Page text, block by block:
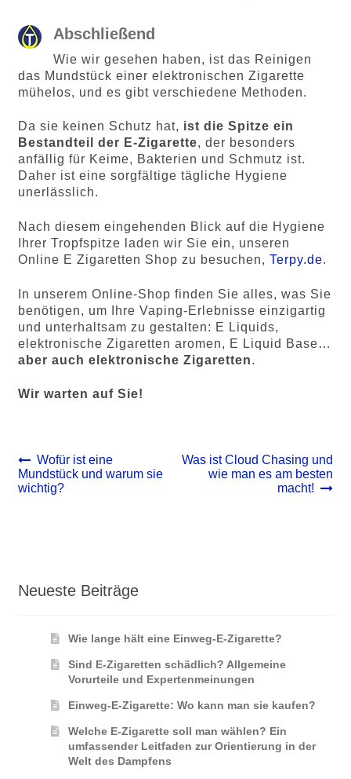
Abschließend
Wie wir gesehen haben, ist das Reinigen
das Mundstück einer elektronischen Zigarette
mühelos, und es gibt verschiedene Methoden.
Da sie keinen Schutz hat, ist die Spitze ein
Bestandteil der E-Zigarette, der besonders
anfällig für Keime, Bakterien und Schmutz ist.
Daher ist eine sorgfältige tägliche Hygiene
unerlässlich.
Nach diesem eingehenden Blick auf die Hygiene
Ihrer Tropfspitze laden wir Sie ein, unseren
Online E Zigaretten Shop zu besuchen, Terpy.de.
In unserem Online-Shop finden Sie alles, was Sie
benötigen, um Ihre Vaping-Erlebnisse einzigartig
und unterhaltsam zu gestalten: E Liquids,
elektronische Zigaretten aromen, E Liquid Base…
aber auch elektronische Zigaretten.
Wir warten auf Sie!
Beitrags-
Navigation
Vorheriger
Beitrag:
Wofür ist eine
Mundstück und warum sie
wichtig?
Nächster
Beitrag:
Was ist Cloud Chasing und
wie man es am besten
macht!
Neueste Beiträge
Wie lange hält eine Einweg-E-Zigarette?
Sind E-Zigaretten schädlich? Allgemeine
Vorurteile und Expertenmeinungen
Einweg-E-Zigarette: Wo kann man sie kaufen?
Welche E-Zigarette soll man wählen? Ein
umfassender Leitfaden zur Orientierung in der
Welt des Dampfens